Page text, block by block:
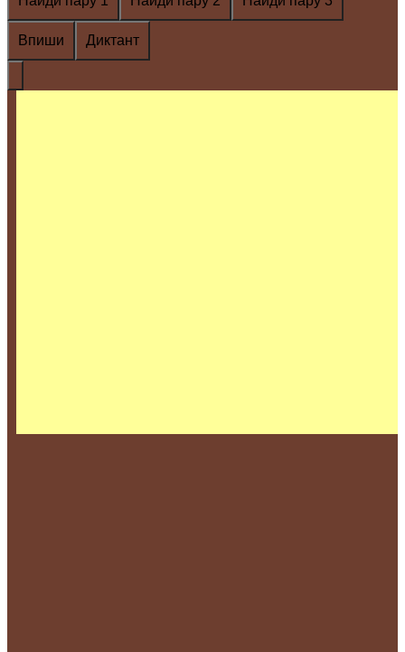
Впиши Диктант